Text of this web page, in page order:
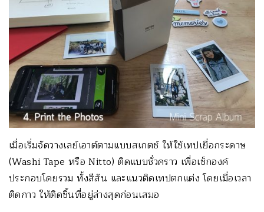
เมื่อเริ่มจัดวางเลย์เอาต์ตามแบบสเกตช์ ให้ใช้เทปเยื่อกระดาษ
(Washi Tape หรือ Nitto) ติดแบบชั่วคราว เพื่อเช็กองค์
ประกอบโดยรวม ทั้งสีสัน และแนวติดเทปตกแต่ง โดยเมื่อเวลา
ติดกาว ให้ติดชิ้นที่อยู่ล่างสุดก่อนเสมอ